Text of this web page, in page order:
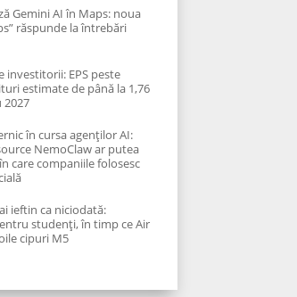
Gemini AI în Maps: noua
răspunde la întrebări
investitorii: EPS peste
estimate de până la 1,76
2027
în cursa agenților AI:
NemoClaw ar putea
care companiile folosesc
ieftin ca niciodată:
studenți, în timp ce Air
cipuri M5